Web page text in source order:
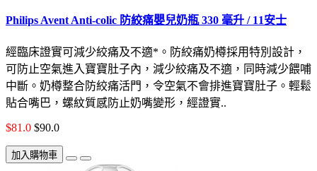
Philips Avent Anti-colic 防絞痛嬰兒奶瓶 330 毫升 / 11安士
經臨床證實可減少絞痛及不適*。防絞痛奶樽採用特別設計，
可防止空氣進入寶寶肚子內，減少絞痛及不適，同時減少餵哺
中斷。奶樽整合防絞痛活門，令空氣不會排進寶寶肚子。輕鬆
貼合嘴巴，螺紋質感防止奶嘴變形，經證實..
$81.0 $90.0
加入購物車